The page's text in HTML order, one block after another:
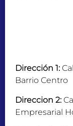
Dirección 1:
Barrio Centro
Direccion 2:
Empresarial